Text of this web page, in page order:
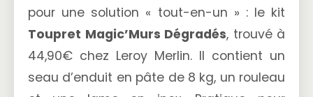
pour une solution « tout-en-un » : le kit
Toupret Magic’Murs Dégradés, trouvé à
44,90€ chez Leroy Merlin. Il contient un
seau d’enduit en pâte de 8 kg, un rouleau